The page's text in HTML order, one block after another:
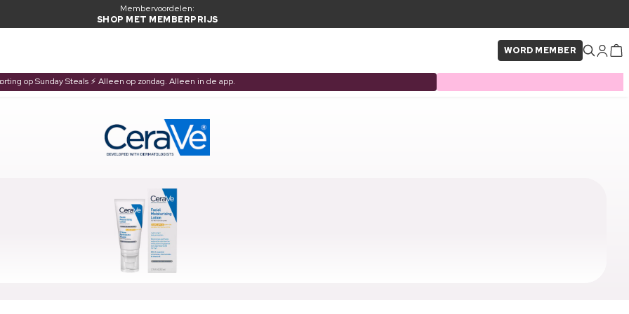
Membervoordelen:
SHOP MET MEMBERPRIJS
WORD MEMBER
op Sunday Steals ⚡ Alleen op zondag. Alleen in de app.